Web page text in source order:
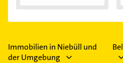
Immobilien in Niebüll und
der Umgebung